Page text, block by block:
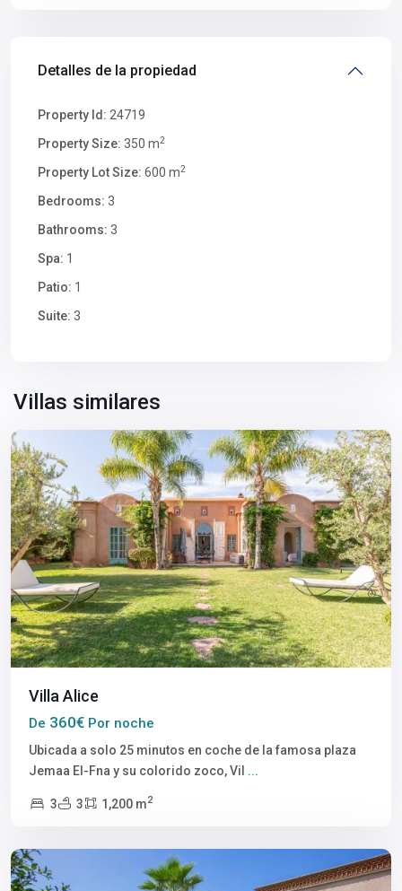
Detalles de la propiedad
Property Id: 24719
Property Size: 350 m2
Property Lot Size: 600 m2
Bedrooms: 3
Bathrooms: 3
Spa: 1
Patio: 1
Suite: 3
Villas similares
Marrakech
Villa Alice
De 360€ Por noche
Ubicada a solo 25 minutos en coche de la famosa plaza
Jemaa El-Fna y su colorido zoco, Vil ...
3 3 1,200 m2